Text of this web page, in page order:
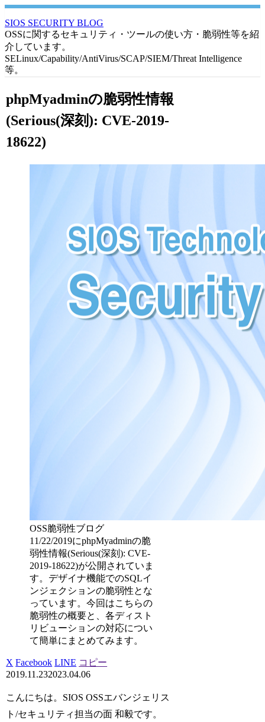
SIOS SECURITY BLOG
OSSに関するセキュリティ・ツールの使い方・脆弱性等を紹
介しています。
SELinux/Capability/AntiVirus/SCAP/SIEM/Threat Intelligence
等。
phpMyadminの脆弱性情報
(Serious(深刻): CVE-2019-
18622)
OSS脆弱性ブログ
11/22/2019にphpMyadminの脆
弱性情報(Serious(深刻): CVE-
2019-18622)が公開されていま
す。デザイナ機能でのSQLイ
ンジェクションの脆弱性とな
っています。今回はこちらの
脆弱性の概要と、各ディスト
リビューションの対応につい
て簡単にまとめてみます。
X Facebook LINE コピー
2019.11.232023.04.06
こんにちは。SIOS OSSエバンジェリス
ト/セキュリティ担当の面 和毅です。